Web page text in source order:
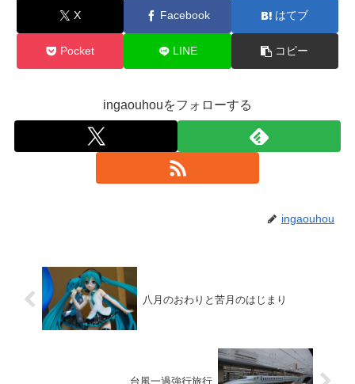
X Facebook はてブ
Pocket LINE コピー
ingaouhouをフォローする
ingaouhou
八月のおわりと苦月のはじまり
台風一過強行旅行